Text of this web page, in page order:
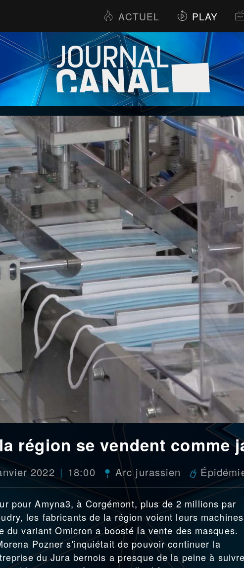
ACTUEL PLAY
région se vendent comme
2022 18:00 Arc jurassien
pour Amyna3, à Corgémont, plus de 2 millions par
les fabricants de la région voient leurs machines
du variant Omicron a boosté la vente des masques.
Pozner s'inquiétait de pouvoir continuer la
du Jura bernois a presque de la peine à